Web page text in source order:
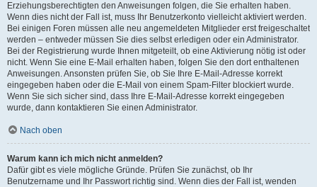
Erziehungsberechtigten den Anweisungen folgen, die Sie erhalten haben.
Wenn dies nicht der Fall ist, muss Ihr Benutzerkonto vielleicht aktiviert werden.
Bei einigen Foren müssen alle neu angemeldeten Mitglieder erst freigeschaltet
werden – entweder müssen Sie dies selbst erledigen oder ein Administrator.
Bei der Registrierung wurde Ihnen mitgeteilt, ob eine Aktivierung nötig ist oder
nicht. Wenn Sie eine E-Mail erhalten haben, folgen Sie den dort enthaltenen
Anweisungen. Ansonsten prüfen Sie, ob Sie Ihre E-Mail-Adresse korrekt
eingegeben haben oder die E-Mail von einem Spam-Filter blockiert wurde.
Wenn Sie sich sicher sind, dass Ihre E-Mail-Adresse korrekt eingegeben
wurde, dann kontaktieren Sie einen Administrator.
Nach oben
Warum kann ich mich nicht anmelden?
Dafür gibt es viele mögliche Gründe. Prüfen Sie zunächst, ob Ihr
Benutzername und Ihr Passwort richtig sind. Wenn dies der Fall ist, wenden